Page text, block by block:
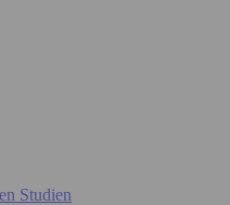
Studien